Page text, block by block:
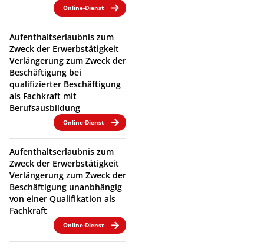
Online-Dienst
Aufenthaltserlaubnis zum
Zweck der Erwerbstätigkeit
Verlängerung zum Zweck der
Beschäftigung bei
qualifizierter Beschäftigung
als Fachkraft mit
Berufsausbildung
Online-Dienst
Aufenthaltserlaubnis zum
Zweck der Erwerbstätigkeit
Verlängerung zum Zweck der
Beschäftigung unanbhängig
von einer Qualifikation als
Fachkraft
Online-Dienst